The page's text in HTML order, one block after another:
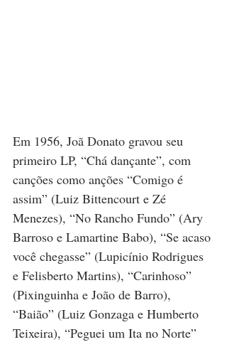
Em 1956, Joã Donato gravou seu
primeiro LP, “Chá dançante”, com
canções como anções “Comigo é
assim” (Luiz Bittencourt e Zé
Menezes), “No Rancho Fundo” (Ary
Barroso e Lamartine Babo), “Se acaso
você chegasse” (Lupicínio Rodrigues
e Felisberto Martins), “Carinhoso”
(Pixinguinha e João de Barro),
“Baião” (Luiz Gonzaga e Humberto
Teixeira), “Peguei um Ita no Norte”